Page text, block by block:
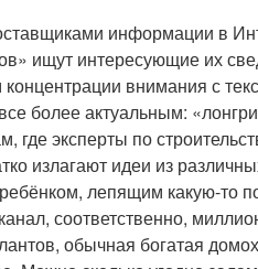
информации в
ищут интересующие их
внимания с
более актуальным:
где эксперты по
излагают идеи из
лепящим какую-то
соответственно,
обычная богатая